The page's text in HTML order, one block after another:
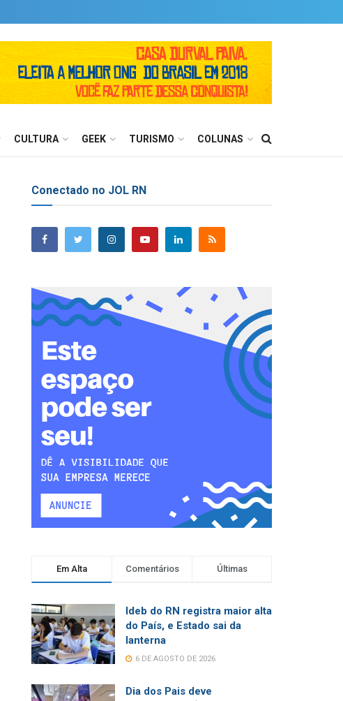
CULTURA GEEK TURISMO COLUNAS
Conectado no JOL RN
Em Alta Comentários Últimas
Ideb do RN registra maior alta
do País, e Estado sai da
lanterna
6 DE AGOSTO DE 2026
Dia dos Pais deve